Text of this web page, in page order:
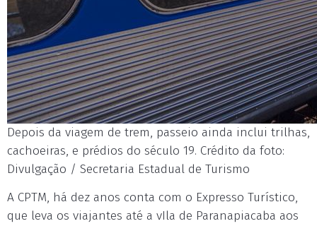
Depois da viagem de trem, passeio ainda inclui trilhas,
cachoeiras, e prédios do século 19. Crédito da foto:
Divulgação / Secretaria Estadual de Turismo
A CPTM, há dez anos conta com o Expresso Turístico,
que leva os viajantes até a vIla de Paranapiacaba aos